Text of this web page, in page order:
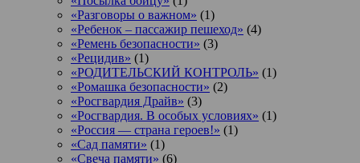
«Разговоры о важном» (1)
«Ребенок – пассажир пешеход» (4)
«Ремень безопасности» (3)
«Рецидив» (1)
«РОДИТЕЛЬСКИЙ КОНТРОЛЬ» (1)
«Ромашка безопасности» (2)
«Росгвардия Драйв» (3)
«Росгвардия. В особых условиях» (1)
«Россия — страна героев!» (1)
«Сад памяти» (1)
«Свеча памяти» (6)